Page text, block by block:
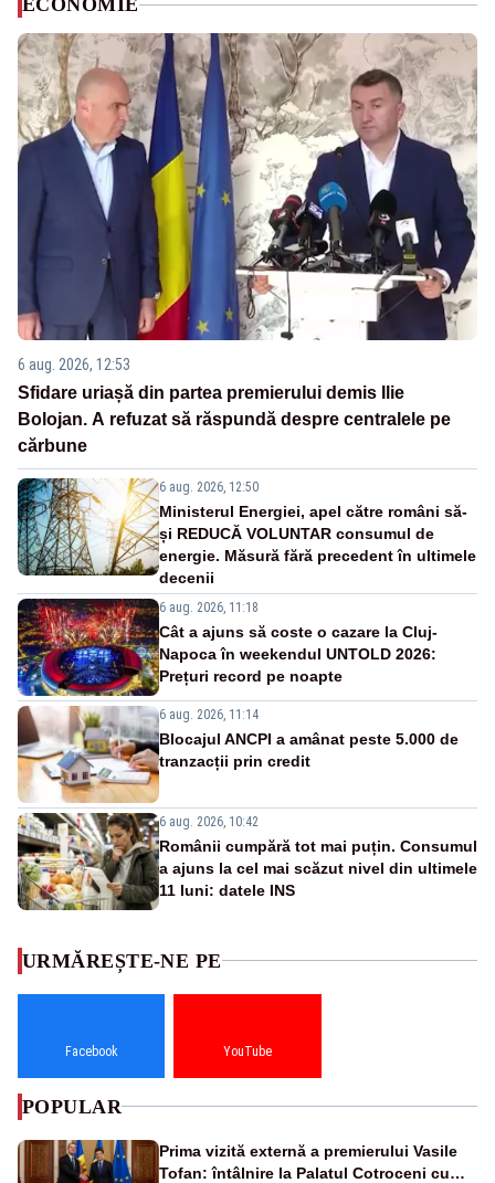
ECONOMIE
6 aug. 2026, 12:53
Sfidare uriașă din partea premierului demis Ilie
Bolojan. A refuzat să răspundă despre centralele pe
cărbune
6 aug. 2026, 12:50
Ministerul Energiei, apel către români să-
și REDUCĂ VOLUNTAR consumul de
energie. Măsură fără precedent în ultimele
decenii
6 aug. 2026, 11:18
Cât a ajuns să coste o cazare la Cluj-
Napoca în weekendul UNTOLD 2026:
Prețuri record pe noapte
6 aug. 2026, 11:14
Blocajul ANCPI a amânat peste 5.000 de
tranzacții prin credit
6 aug. 2026, 10:42
Românii cumpără tot mai puțin. Consumul
a ajuns la cel mai scăzut nivel din ultimele
11 luni: datele INS
URMĂREȘTE-NE PE
Facebook YouTube
POPULAR
Prima vizită externă a premierului Vasile
Tofan: întâlnire la Palatul Cotroceni cu